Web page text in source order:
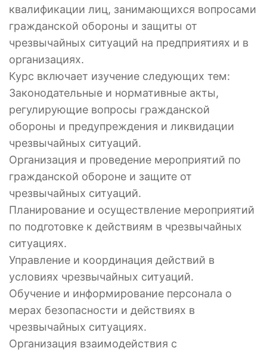
квалификации лиц, занимающихся вопросами
гражданской обороны и защиты от
чрезвычайных ситуаций на предприятиях и в
организациях.
Курс включает изучение следующих тем:
Законодательные и нормативные акты,
регулирующие вопросы гражданской
обороны и предупреждения и ликвидации
чрезвычайных ситуаций.
Организация и проведение мероприятий по
гражданской обороне и защите от
чрезвычайных ситуаций.
Планирование и осуществление мероприятий
по подготовке к действиям в чрезвычайных
ситуациях.
Управление и координация действий в
условиях чрезвычайных ситуаций.
Обучение и информирование персонала о
мерах безопасности и действиях в
чрезвычайных ситуациях.
Организация взаимодействия с